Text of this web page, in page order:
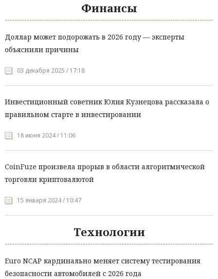
Финансы
Доллар может подорожать в 2026 году — эксперты
объяснили причины
03 декабря 2025 / 17:18
Инвестиционный советник Юлия Кузнецова рассказала о
правильном старте в инвестировании
18 июня 2024 / 11:06
CoinFuze произвела прорыв в области алгоритмической
торговли криптовалютой
15 января 2024 / 10:47
Технологии
Euro NCAP кардинально меняет систему тестирования
безопасности автомобилей с 2026 года